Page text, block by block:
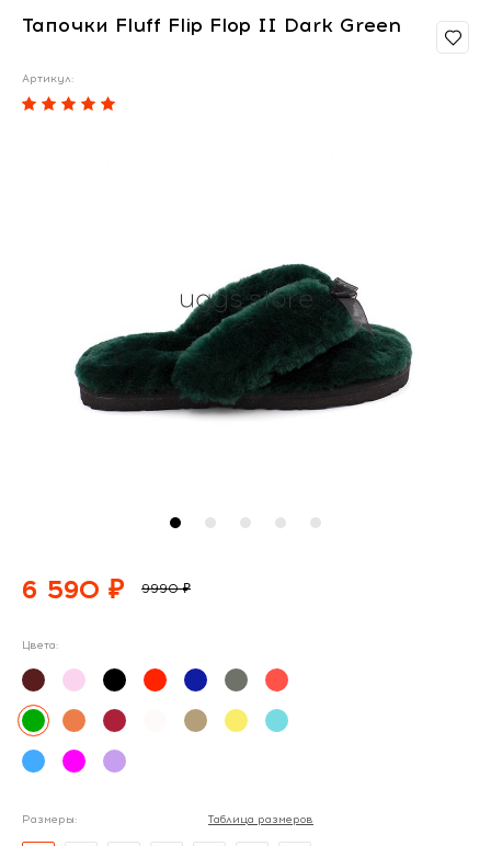
Тапочки Fluff Flip Flop II Dark Green
Артикул:
6 590 ₽ 9990 ₽
Цвета:
Размеры: Таблица размеров